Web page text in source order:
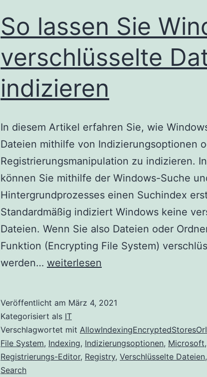
So lassen Sie
verschlüsselte
indizieren
In diesem Artikel erfahren Sie, wie
Dateien mithilfe von Indizierungsoptionen
Registrierungsmanipulation zu indizieren.
können Sie mithilfe der Windows-Suche
Hintergrundprozesses einen Suchindex
Standardmäßig indiziert Windows keine
Dateien. Wenn Sie also Dateien oder
Funktion (Encrypting File System)
werden… So
Windows
10
verschlüsselte
Dateien
weiterlesen
Veröffentlicht am März 4, 2021
Kategorisiert als IT
Verschlagwortet mit
File System, Indexing, Indizierungsoptionen, Microsoft,
Registrierungs-Editor, Registry, Verschlüsselte Dateien,
Search